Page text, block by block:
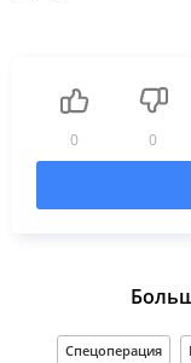
0 0
Спецоперация